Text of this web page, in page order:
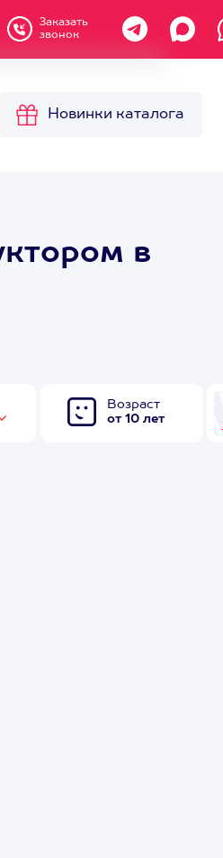
Заказать
звонок
Новинки каталога
в
Возраст
от 10 лет